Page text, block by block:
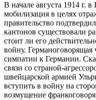
В начале августа 1914 г.
мобилизация в целях
правительство
кантонов существовали
стоит ли его
войну. Германоговорящая
симпатии к Германии.
связи со страной-
швейцарской армией
вступить в войну на
возмущение